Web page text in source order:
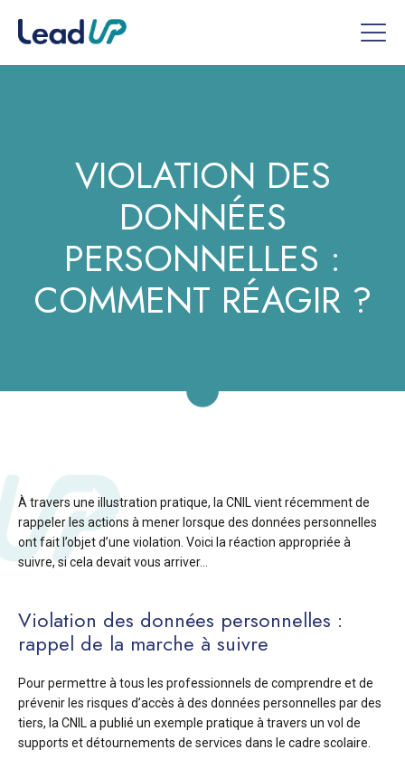
VIOLATION DES
DONNÉES
PERSONNELLES :
COMMENT RÉAGIR ?
À travers une illustration pratique, la CNIL vient récemment de
rappeler les actions à mener lorsque des données personnelles
ont fait l’objet d’une violation. Voici la réaction appropriée à
suivre, si cela devait vous arriver…
Violation des données personnelles :
rappel de la marche à suivre
Pour permettre à tous les professionnels de comprendre et de
prévenir les risques d’accès à des données personnelles par des
tiers, la CNIL a publié un exemple pratique à travers un vol de
supports et détournements de services dans le cadre scolaire.